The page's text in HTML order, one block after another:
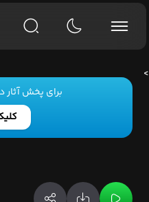
برای پخش آثار
>